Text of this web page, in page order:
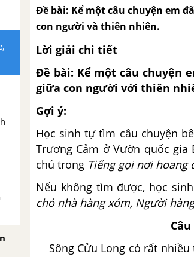
Đề bài: Kể một câu chuyện em
con người và thiên nhiên.
Lời giải chi tiết
Đề bài: Kể một câu chuyện
giữa con người với thiên
Gợi ý:
Học sinh tự tìm câu chuyện
Trương Cảm ởVườn quốc gia
chủ trong Tiếng gọi nơi hoang
Nếu không tìm được, học
chó nhà hàng xóm, Người
Sông Cửu Long có rất